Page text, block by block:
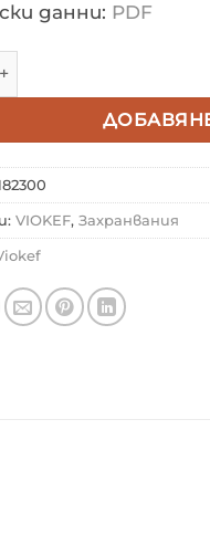
данни: PDF
за VIOKEF 4182300
VIOKEF, Захранвания